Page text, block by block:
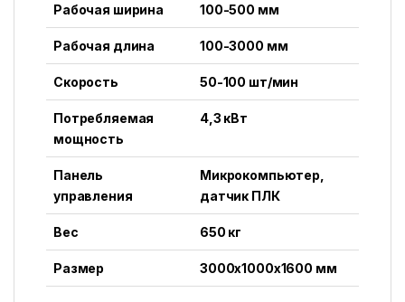
Рабочая ширина 100-500 мм
Рабочая длина 100-3000 мм
Скорость 50-100 шт/мин
Потребляемая
мощность
4,3 кВт
Панель
управления
Микрокомпьютер,
датчик ПЛК
Вес 650 кг
Размер 3000x1000x1600 мм